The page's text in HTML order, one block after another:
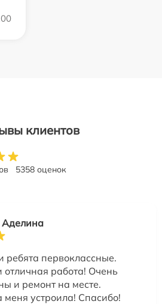
клиентов
5358 оценок
ребята первоклассные.
работа! Очень
и ремонт на месте.
меня устроила! Спасибо!